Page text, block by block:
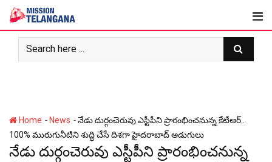
Skip
content
Home - News -నేడు దుర్గంచెరువు ఎస్టీపీని ప్రారంభించనున్న కేటీఆర్..
100% మురుగునీటిని శుద్ధి చేసే దిశగా హైదరాబాద్ అడుగులు
నేడు దుర్గంచెరువు ఎస్టీపీని ప్రారంభించనున్న